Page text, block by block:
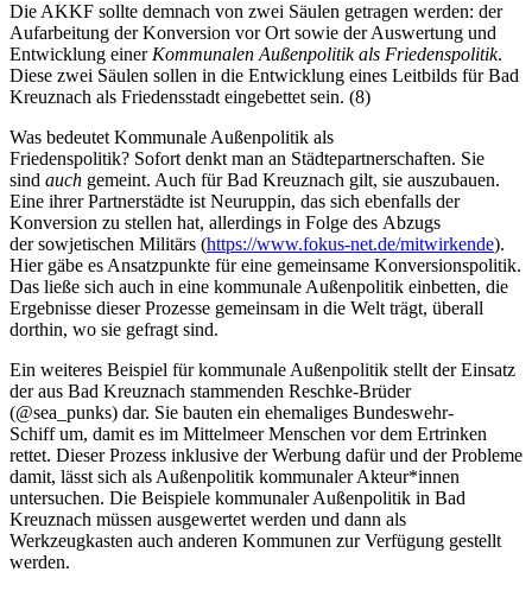
Die AKKF sollte demnach von zwei Säulen getragen werden: der
Aufarbeitung der Konversion vor Ort sowie der Auswertung und
Entwicklung einer Kommunalen Außenpolitik als Friedenspolitik.
Diese zwei Säulen sollen in die Entwicklung eines Leitbilds für Bad
Kreuznach als Friedensstadt eingebettet sein. (8)
Was bedeutet Kommunale Außenpolitik als
Friedenspolitik? Sofort denkt man an Städtepartnerschaften. Sie
sind auch gemeint. Auch für Bad Kreuznach gilt, sie auszubauen.
Eine ihrer Partnerstädte ist Neuruppin, das sich ebenfalls der
Konversion zu stellen hat, allerdings in Folge des Abzugs
der sowjetischen Militärs (https://www.fokus-net.de/mitwirkende).
Hier gäbe es Ansatzpunkte für eine gemeinsame Konversionspolitik.
Das ließe sich auch in eine kommunale Außenpolitik einbetten, die
Ergebnisse dieser Prozesse gemeinsam in die Welt trägt, überall
dorthin, wo sie gefragt sind.
Ein weiteres Beispiel für kommunale Außenpolitik stellt der Einsatz
der aus Bad Kreuznach stammenden Reschke-Brüder
(@sea_punks) dar. Sie bauten ein ehemaliges Bundeswehr-
Schiff um, damit es im Mittelmeer Menschen vor dem Ertrinken
rettet. Dieser Prozess inklusive der Werbung dafür und der Probleme
damit, lässt sich als Außenpolitik kommunaler Akteur*innen
untersuchen. Die Beispiele kommunaler Außenpolitik in Bad
Kreuznach müssen ausgewertet werden und dann als
Werkzeugkasten auch anderen Kommunen zur Verfügung gestellt
werden.